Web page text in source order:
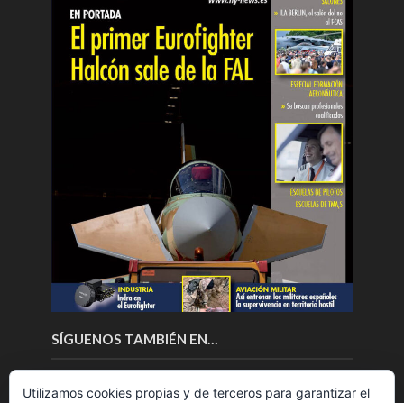
SÍGUENOS TAMBIÉN EN…
Utilizamos cookies propias y de terceros para garantizar el